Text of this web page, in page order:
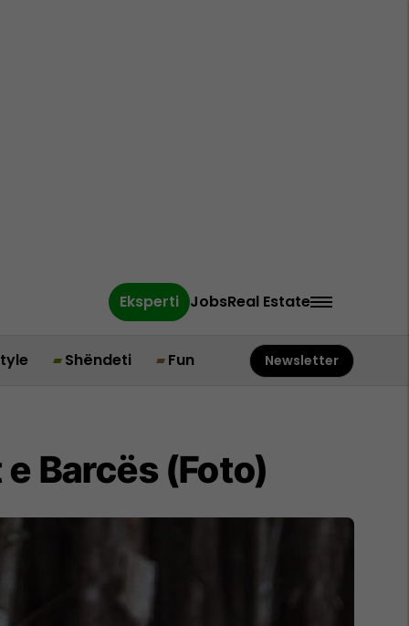
Eksperti JobsReal Estate
Shëndeti Fun Newsletter
Barcës (Foto)